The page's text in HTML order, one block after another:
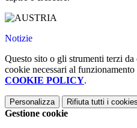
Notizie
Questo sito o gli strumenti terzi
cookie necessari al
COOKIE POLICY.
Personalizza Rifiuta tutti i cookies
Gestione cookie